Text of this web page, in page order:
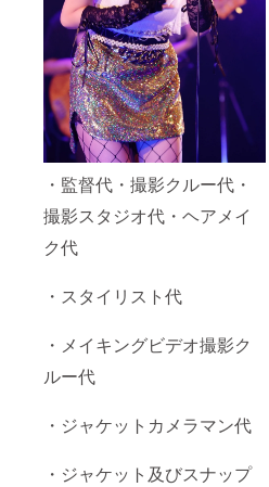
・監督代・撮影クルー代・
撮影スタジオ代・ヘアメイ
ク代
・スタイリスト代
・メイキングビデオ撮影ク
ルー代
・ジャケットカメラマン代
・ジャケット及びスナップ